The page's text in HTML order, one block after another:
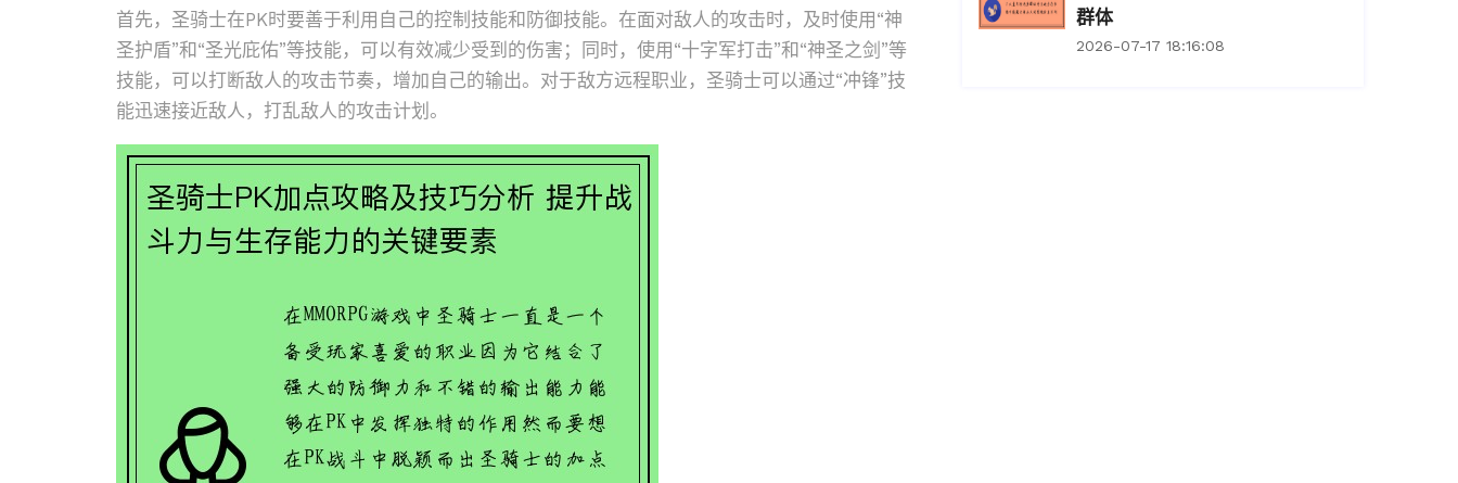
首先，圣骑士在PK时要善于利用自己的控制技能和防御技能。在面对敌人的攻击时，及时使用“神
圣护盾”和“圣光庇佑”等技能，可以有效减少受到的伤害；同时，使用“十字军打击”和“神圣之剑”等
技能，可以打断敌人的攻击节奏，增加自己的输出。对于敌方远程职业，圣骑士可以通过“冲锋”技
能迅速接近敌人，打乱敌人的攻击计划。
群体
2026-07-17 18:16:08